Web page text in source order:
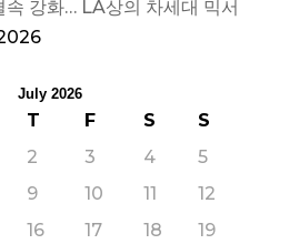
속 강화… LA상의 차세대 믹서
July 2026
T F S
S
2 3 4
5
9 10 11
12
16 17 18 19